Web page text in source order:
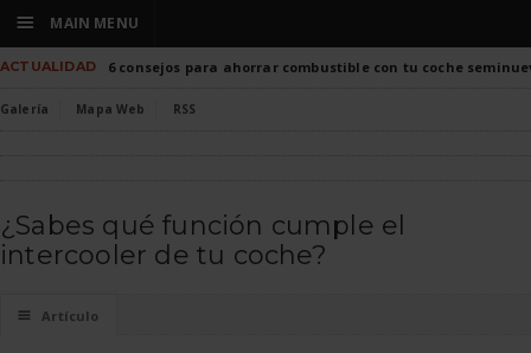
ACTUALIDAD 6 consejos para ahorrar combustible con tu coche
Galería Mapa Web RSS
¿Sabes qué función cumple el
intercooler de tu coche?
☰ Artículo
☰ MAIN MENU